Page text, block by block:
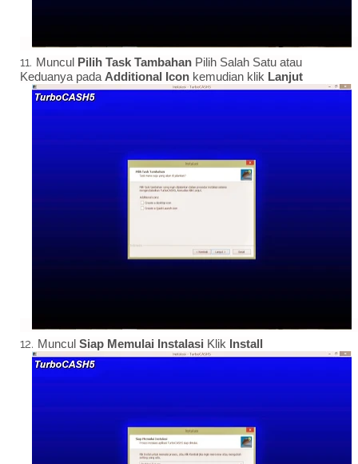
Muncul Pilih Task Tambahan Pilih Salah Satu atau
Keduanya padaAdditional Icon kemudian klik Lanjut
Muncul Siap Memulai Instalasi Klik Install